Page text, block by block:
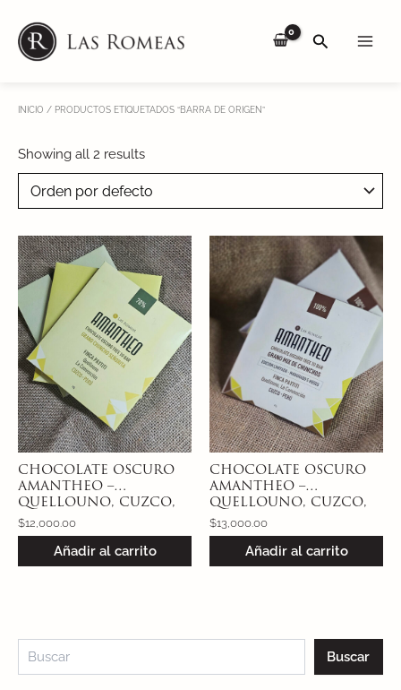
content
SEARCH
Buscar
INICIO / PRODUCTOS ETIQUETADOS “BARRA DE ORIGEN”
Showing all 2 results
CHOCOLATE OSCURO
AMANTHEO –
QUELLOUNO, CUZCO,
PERÚ – CHUNCHO
SEÑORITA 70%
$12,000.00
Añadir al carrito
CHOCOLATE OSCURO
AMANTHEO –
QUELLOUNO, CUZCO,
PERÚ 100% – MIX
CHUNCHOS
$13,000.00
Añadir al carrito